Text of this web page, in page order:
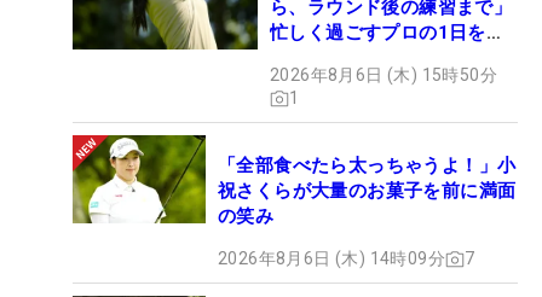
ら、ラウンド後の練習まで」
忙しく過ごすプロの1日を公
2026年8月6日 (木) 15時50分
1
「全部食べたら太っちゃうよ！」小
祝さくらが大量のお菓子を前に満面
の笑み
2026年8月6日 (木) 14時09分 7